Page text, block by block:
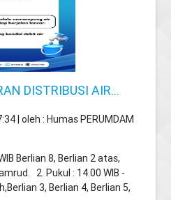
DISTRIBUSI AIR...
| oleh : Humas PERUMDAM
Berlian 8, Berlian 2 atas,
2. Pukul : 14.00 WIB -
3, Berlian 4, Berlian 5,